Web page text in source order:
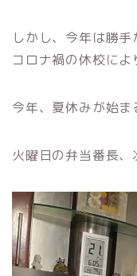
しかし、今年は勝手
コロナ禍の休校によ
今年、夏休みが始ま
火曜日の弁当番長、